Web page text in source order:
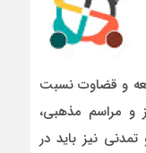
و قضاوت نسبت
و مراسم مذهبی،
نیز باید در